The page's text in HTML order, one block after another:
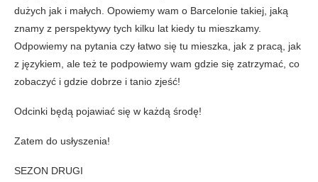
dużych jak i małych. Opowiemy wam o Barcelonie takiej, jaką
znamy z perspektywy tych kilku lat kiedy tu mieszkamy.
Odpowiemy na pytania czy łatwo się tu mieszka, jak z pracą, jak
z językiem, ale też te podpowiemy wam gdzie się zatrzymać, co
zobaczyć i gdzie dobrze i tanio zjeść!
Odcinki będą pojawiać się w każdą środę!
Zatem do usłyszenia!
SEZON DRUGI